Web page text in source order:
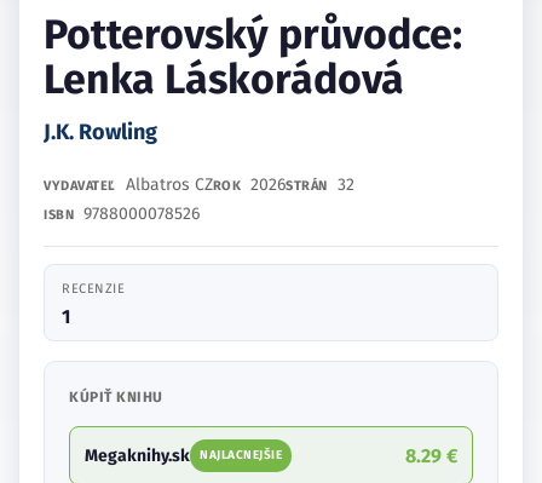
Potterovský průvodce:
Lenka Láskorádová
J.K. Rowling
VYDAVATEĽ Albatros CZROK 2026STRÁN 32
ISBN 9788000078526
RECENZIE
1
KÚPIŤ KNIHU
Megaknihy.sk NAJLACNEJŠIE 8.29 €